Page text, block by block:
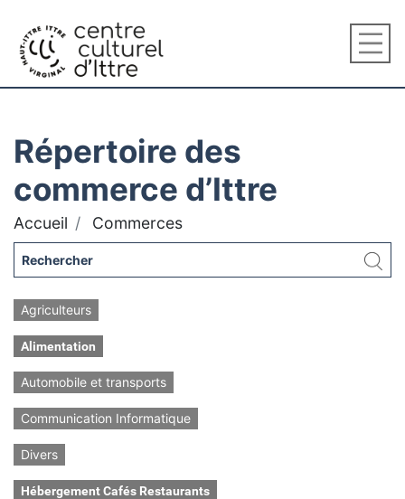
Répertoire des
commerce d’Ittre
Accueil Commerces
Agriculteurs
Alimentation
Automobile et transports
Communication Informatique
Divers
Hébergement Cafés Restaurants